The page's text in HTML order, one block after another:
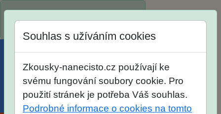
Menu Účet Košík
Souhlas s užíváním cookies
Zkousky-nanecisto.cz používají ke
svému fungování soubory cookie. Pro
použití stránek je potřeba Váš souhlas.
Podrobné informace o cookies na tomto